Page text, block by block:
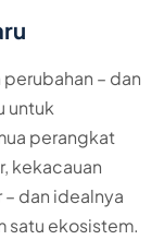
– dan
untuk
perangkat
kekacauan
– dan idealnya
satu ekosistem.